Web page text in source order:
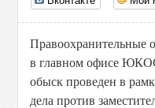
Правоохранительные
в главном офисе
обыск проведен в
дела против